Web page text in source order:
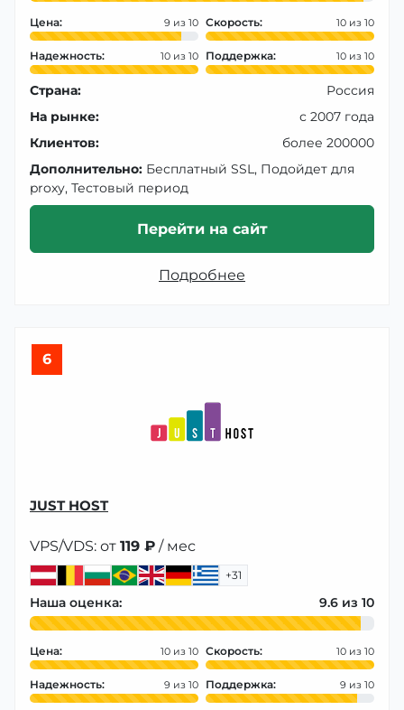
Цена: 9 Скорость: 10
Надежность: 10 Поддержка: 10
Страна:
Россия
На рынке:
с 2007 года
Клиентов:
более 200000
Дополнительно: Бесплатный SSL, Подойдет для
proxy, Тестовый период
Перейти на сайт
Подробнее
6
JUST HOST
VPS/VDS: от 119 ₽ / мес
+31
Наша оценка: 9.6
Цена: 10 Скорость: 10
Надежность: 9 Поддержка: 9